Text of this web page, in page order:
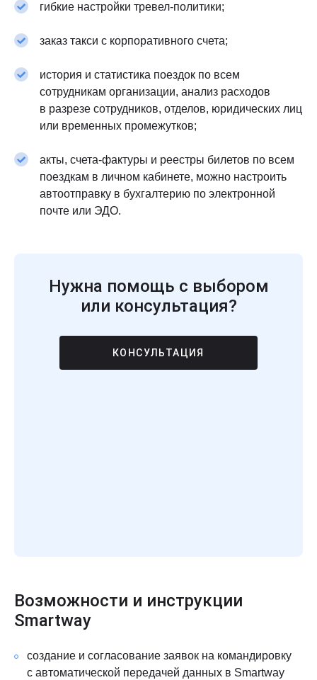
гибкие настройки тревел-политики;
заказ такси с корпоративного счета;
история и статистика поездок по всем
сотрудникам организации, анализ расходов
в разрезе сотрудников, отделов, юридических лиц
или временных промежутков;
акты, счета-фактуры и реестры билетов по всем
поездкам в личном кабинете, можно настроить
автоотправку в бухгалтерию по электронной
почте или ЭДО.
Нужна помощь с выбором
или консультация?
КОНСУЛЬТАЦИЯ
Возможности и инструкции
Smartway
создание и согласование заявок на командировку
с автоматической передачей данных в Smartway